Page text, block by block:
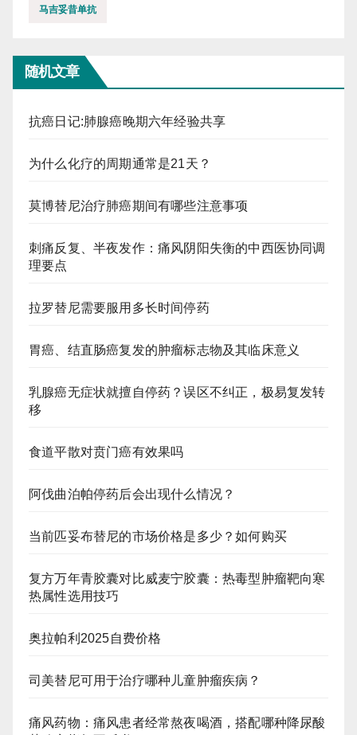
马吉妥昔单抗
随机文章
抗癌日记:肺腺癌晚期六年经验共享
为什么化疗的周期通常是21天？
莫博替尼治疗肺癌期间有哪些注意事项
刺痛反复、半夜发作：痛风阴阳失衡的中西医协同调
理要点
拉罗替尼需要服用多长时间停药
胃癌、结直肠癌复发的肿瘤标志物及其临床意义
乳腺癌无症状就擅自停药？误区不纠正，极易复发转
移
食道平散对贲门癌有效果吗
阿伐曲泊帕停药后会出现什么情况？
当前匹妥布替尼的市场价格是多少？如何购买
复方万年青胶囊对比威麦宁胶囊：热毒型肿瘤靶向寒
热属性选用技巧
奥拉帕利2025自费价格
司美替尼可用于治疗哪种儿童肿瘤疾病？
痛风药物：痛风患者经常熬夜喝酒，搭配哪种降尿酸